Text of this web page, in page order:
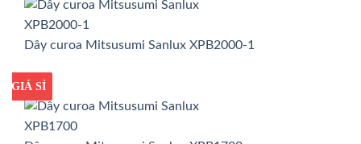
Dây curoa Mitsusumi Sanlux XPB2000-1
GIÁ TỐT
GIÁ SỈ